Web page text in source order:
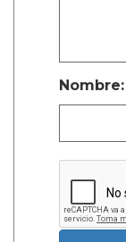
Nombre: